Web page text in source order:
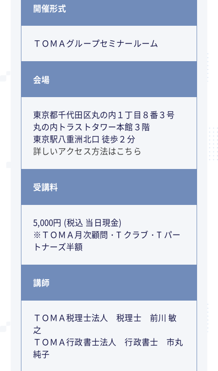
開催形式
ＴＯＭＡグループセミナールーム
会場
東京都千代田区丸の内１丁目８番３号
丸の内トラストタワー本館３階
東京駅八重洲北口 徒歩２分
詳しいアクセス方法はこちら
受講料
5,000円 (税込 当日現金)
※ＴＯＭＡ月次顧問・T クラブ・T パー
トナーズ半額
講師
ＴＯＭＡ税理士法人 税理士 前川 敏
之
ＴＯＭＡ行政書士法人 行政書士 市丸
純子